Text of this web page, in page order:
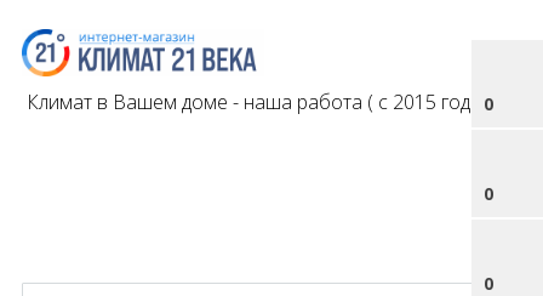
0
0
0
Климат в Вашем доме - наша работа ( с 2015 года )